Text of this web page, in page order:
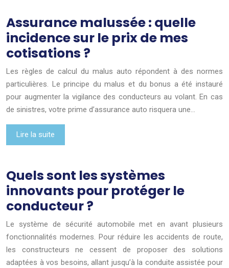
Assurance malussée : quelle
incidence sur le prix de mes
cotisations ?
Les règles de calcul du malus auto répondent à des normes
particulières. Le principe du malus et du bonus a été instauré
pour augmenter la vigilance des conducteurs au volant. En cas
de sinistres, votre prime d’assurance auto risquera une…
Lire la suite
Quels sont les systèmes
innovants pour protéger le
conducteur ?
Le système de sécurité automobile met en avant plusieurs
fonctionnalités modernes. Pour réduire les accidents de route,
les constructeurs ne cessent de proposer des solutions
adaptées à vos besoins, allant jusqu’à la conduite assistée pour